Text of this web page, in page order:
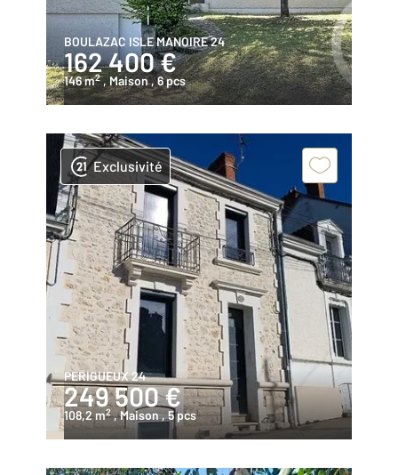
BOULAZAC ISLE MANOIRE 24
162 400 €
146 m2 , Maison, 6 pcs
Exclusivité
PERIGUEUX 24
249 500 €
108,2 m2 , Maison , 5 pcs